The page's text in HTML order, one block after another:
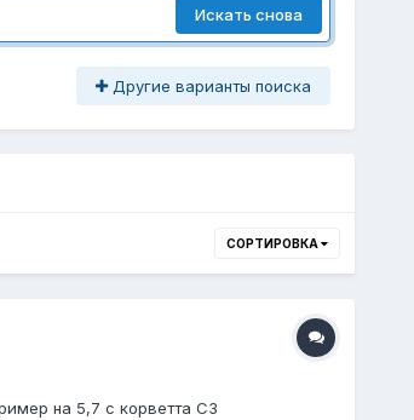
Искать снова
Другие варианты поиска
СОРТИРОВКА
на 5,7 с корветта С3